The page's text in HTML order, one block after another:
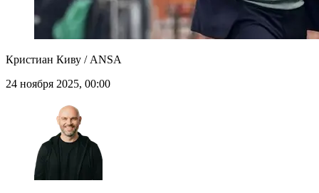
Кристиан Киву / ANSA
24 ноября 2025, 00:00